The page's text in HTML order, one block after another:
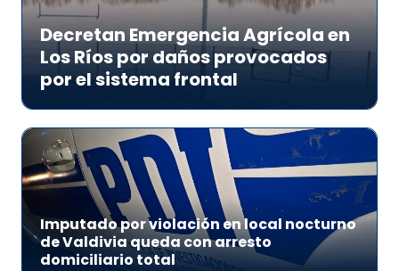
Decretan Emergencia Agrícola en
Los Ríos por daños provocados
por el sistema frontal
Imputado por violación en local nocturno
de Valdivia queda con arresto
domiciliario total